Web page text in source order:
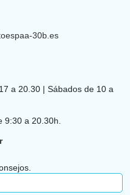
30b.es
a 20.30 | Sábados de 10 a
9:30 a 20.30h.